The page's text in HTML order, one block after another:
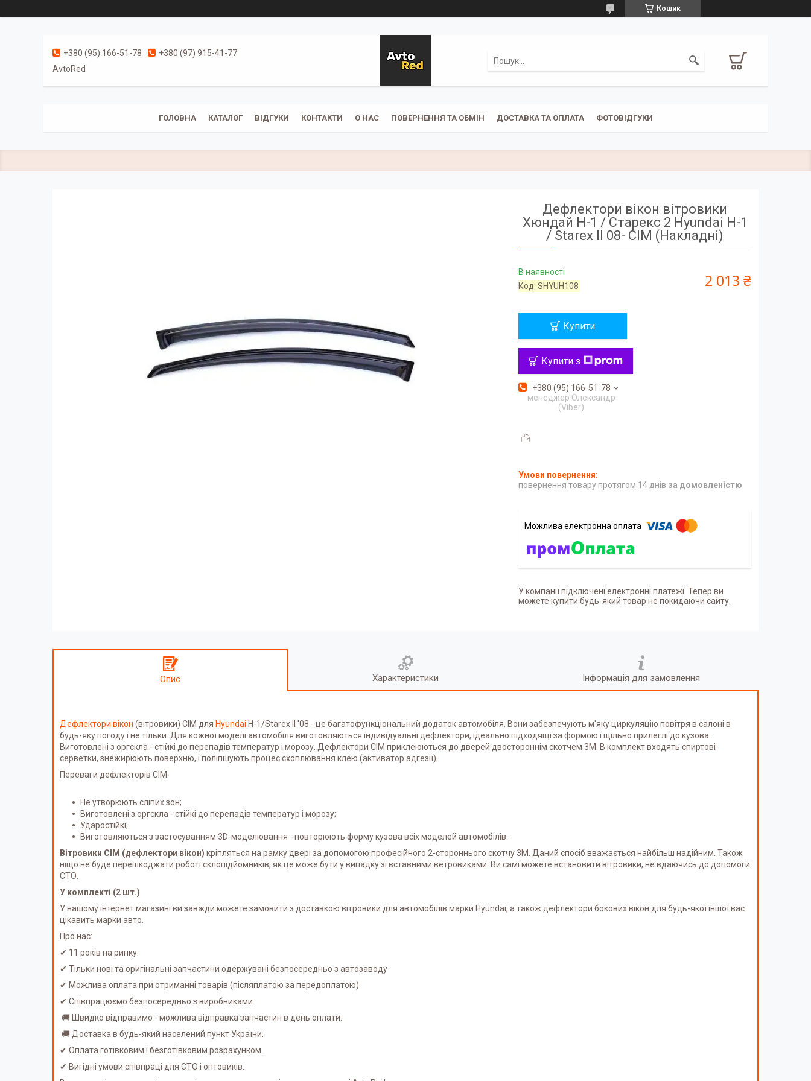
Кошик
+380 (95) 166-51-78
+380 (97) 915-41-77
AvtoRed
ГОЛОВНА КАТАЛОГ ВІДГУКИ КОНТАКТИ О НАС ПОВЕРНЕННЯ ТА ОБМІН ДОСТАВКА ТА ОПЛАТА ФОТОВІДГУКИ
Дефлектори вікон вітровики
Хюндай Н-1 / Старекс 2 Hyundai H-1
/ Starex II 08- СІМ (Накладні)
В наявності
Код:SHYUH108 2 013 ₴
Купити
Купити з
+380 (95) 166-51-78
менеджер Олександр
(Viber)
повернення товару протягом 14 днів за домовленістю
У компанії підключені електронні платежі. Тепер ви
можете купити будь-який товар не покидаючи сайту.
Опис Характеристики Інформація для замовлення
Дефлектори вікон (вітровики) СІМ для Hyundai H-1/Starex II '08 - це багатофункціональний додаток автомобіля. Вони забезпечують м'яку циркуляцію повітря в салоні в
будь-яку погоду і не тільки. Для кожної моделі автомобіля виготовляються індивідуальні дефлектори, ідеально підходящі за формою і щільно прилеглі до кузова.
Виготовлені з оргскла - стійкі до перепадів температур і морозу. Дефлектори СІМ приклеюються до дверей двостороннім скотчем 3М. В комплект входять спиртові
серветки, знежирюють поверхню, і поліпшують процес схоплювання клею (активатор адгезії).
Переваги дефлекторів СІМ:
Не утворюють сліпих зон;
Виготовлені з оргскла - стійкі до перепадів температур і морозу;
Ударостійкі;
Виготовляються з застосуванням 3D-моделювання - повторюють форму кузова всіх моделей автомобілів.
Вітровики СІМ (дефлектори вікон) кріпляться на рамку двері за допомогою професійного 2-стороннього скотчу 3M. Даний спосіб вважається найбільш надійним. Також
ніщо не буде перешкоджати роботі склопідйомників, як це може бути у випадку зі вставними ветровиками. Ви самі можете встановити вітровики, не вдаючись до допомоги
СТО.
У комплекті (2 шт.)
У нашому інтернет магазині ви завжди можете замовити з доставкою вітровики для автомобілів марки Hyundai, а також дефлектори бокових вікон для будь-якої іншої вас
цікавить марки авто.
Про нас:
✔ 11 років на ринку.
✔ Тільки нові та оригінальні запчастини одержувані безпосередньо з автозаводу
✔ Можлива оплата при отриманні товарів (післяплатою за передоплатою)
✔ Співпрацюємо безпосередньо з виробниками.
🚚 Швидко відправимо - можлива відправка запчастин в день оплати.
🚚 Доставка в будь-який населений пункт України.
✔ Оплата готівковим і безготівковим розрахунком.
✔ Вигідні умови співпраці для СТО і оптовиків.